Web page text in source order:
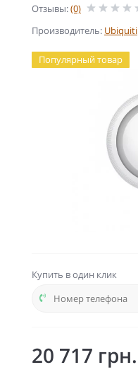
Отзывы:(0)
Производитель: Ubiquiti
Популярный товар
Купить в один клик
20 717 грн.